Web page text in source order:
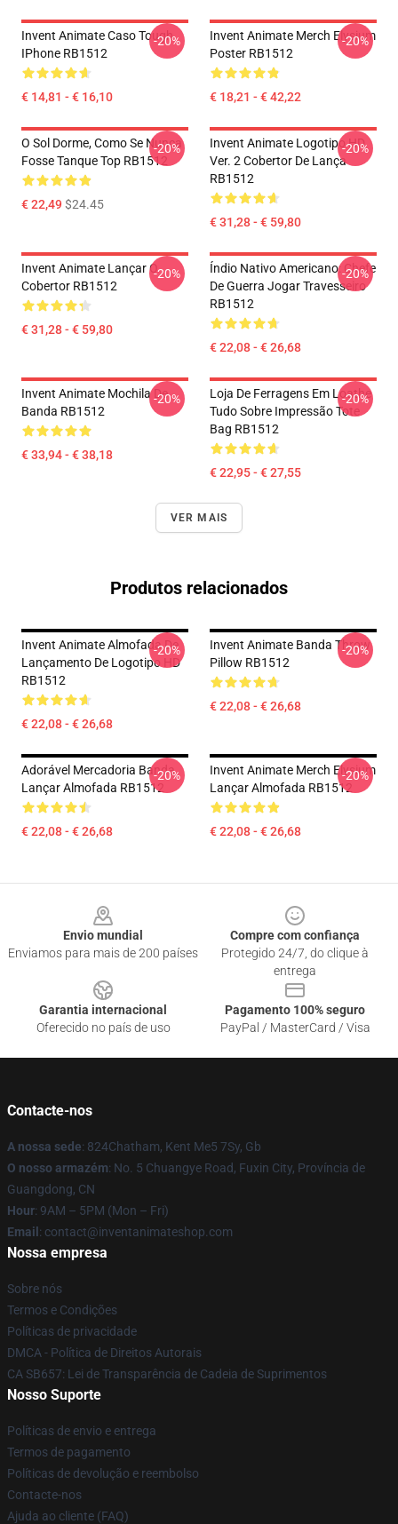
Invent Animate Caso Tough
IPhone RB1512
€ 14,81 - € 16,10
-20%
Invent Animate Merch Elysium
Poster RB1512
€ 18,21 - € 42,22
-20%
O Sol Dorme, Como Se Nunca
Fosse Tanque Top RB1512
€ 22,49$24.45
-20%
Invent Animate Logotipo HD
Ver. 2 Cobertor De Lança
RB1512
€ 31,28 - € 59,80
-20%
Invent Animate Lançar O
Cobertor RB1512
€ 31,28 - € 59,80
-20%
Índio Nativo Americano: Chefe
De Guerra Jogar Travesseiro
RB1512
€ 22,08 - € 26,68
-20%
Invent Animate Mochila De
Banda RB1512
€ 33,94 - € 38,18
-20%
Loja De Ferragens Em Loathe
Tudo Sobre Impressão Tote
Bag RB1512
€ 22,95 - € 27,55
-20%
VER MAIS
Produtos relacionados
Invent Animate Almofada De
Lançamento De Logotipo HD
RB1512
€ 22,08 - € 26,68
-20%
Invent Animate Banda Throw
Pillow RB1512
€ 22,08 - € 26,68
-20%
Adorável Mercadoria Banda
Lançar Almofada RB1512
€ 22,08 - € 26,68
-20%
Invent Animate Merch Elysium
Lançar Almofada RB1512
€ 22,08 - € 26,68
-20%
Envio mundial
Enviamos para mais de 200 países
Compre com confiança
Protegido 24/7, do clique à
entrega
Garantia internacional
Oferecido no país de uso
Pagamento 100% seguro
PayPal / MasterCard / Visa
Contacte-nos
A nossa sede: 824Chatham, Kent Me5 7Sy, Gb
O nosso armazém: No. 5 Chuangye Road, Fuxin City, Província de
Guangdong, CN
Hour: 9AM – 5PM (Mon – Fri)
Email : contact@inventanimateshop.com
Nossa empresa
Sobre nós
Termos e Condições
Políticas de privacidade
DMCA - Política de Direitos Autorais
CA SB657: Lei de Transparência de Cadeia de Suprimentos
Nosso Suporte
Políticas de envio e entrega
Termos de pagamento
Políticas de devolução e reembolso
Contacte-nos
Ajuda ao cliente (FAQ)